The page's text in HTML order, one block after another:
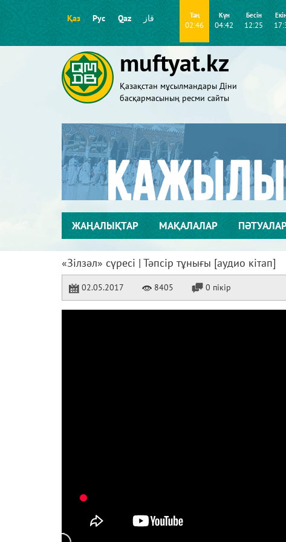
Қаз Рус Qaz قاز Таң
02:46
Күн
04:42
Бесін
12:25
muftyat.kz
Қазақстан мұсылмандары Діни
басқармасының ресми сайты
ЖАҢАЛЫҚТАР МАҚАЛАЛАР
«Зілзәл» сүресі | Тәпсір тұнығы [аудио кітап]
02.05.2017 8405 0 пікір